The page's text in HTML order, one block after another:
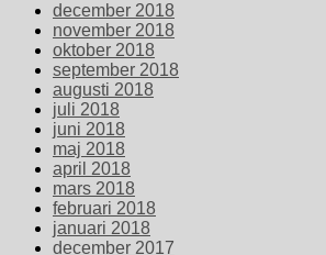
december 2018
november 2018
oktober 2018
september 2018
augusti 2018
juli 2018
juni 2018
maj 2018
april 2018
mars 2018
februari 2018
januari 2018
december 2017